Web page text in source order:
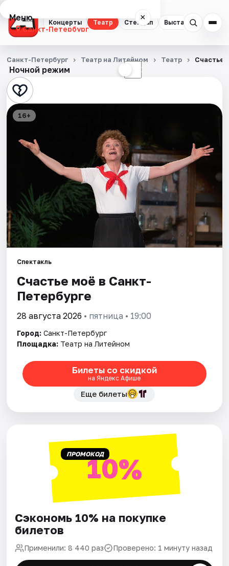
Концерты Театр Стендап Выставки
Меню ×
Санкт-Петербург
Концерты
Театр
Стендап
Квесты
Экскурсии
Спорт
События
Площадки
Артисты
Ночной режим ☾
Санкт-Петербург Театр на Литейном Театр Счастье
16+
Спектакль
Счастье моё в Санкт-
Петербурге
28 августа 2026 • пятница • 19:00
Город: Санкт-Петербург
Площадка: Театр на Литейном
Билеты со скидкой
на Яндекс Афише
Еще билеты
ПРОМОКОД10%
Сэкономь 10% на покупке
билетов
Применили: 8 440 раз Проверено: 1 минуту назад